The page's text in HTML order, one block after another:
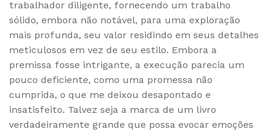
trabalhador diligente, fornecendo um trabalho
sólido, embora não notável, para uma exploração
mais profunda, seu valor residindo em seus detalhes
meticulosos em vez de seu estilo. Embora a
premissa fosse intrigante, a execução parecia um
pouco deficiente, como uma promessa não
cumprida, o que me deixou desapontado e
insatisfeito. Talvez seja a marca de um livro
verdadeiramente grande que possa evocar emoções